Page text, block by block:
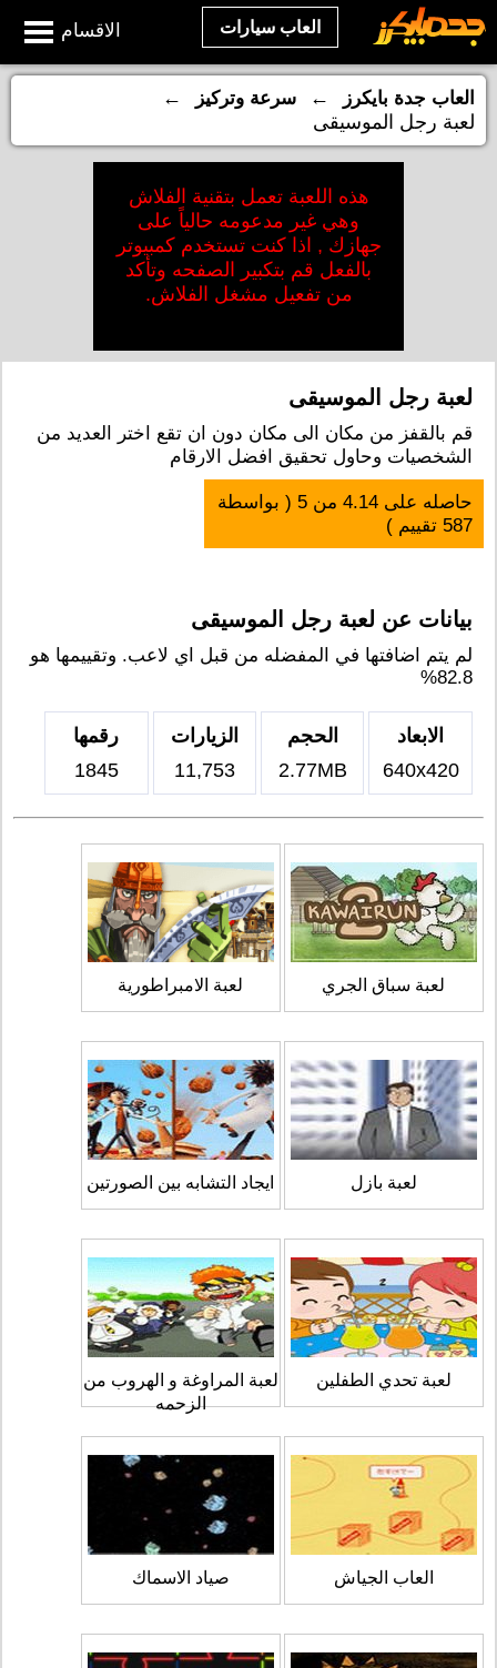
الاقسام العاب سيارات
العاب جدة بايكرز ← سرعة وتركيز
←
لعبة رجل الموسيقى
هذه اللعبة تعمل بتقنية الفلاش
وهي غير مدعومه حالياً على
جهازك , اذا كنت تستخدم كمبيوتر
بالفعل قم بتكبير الصفحه وتأكد
من تفعيل مشغل الفلاش.
لعبة رجل الموسيقى
قم بالقفز من مكان الى مكان دون ان تقع اختر العديد من
الشخصيات وحاول تحقيق افضل الارقام
حاصله على4.14 من5 ( بواسطة
587 تقييم )
بيانات عن لعبة رجل الموسيقى
لم يتم اضافتها في المفضله من قبل اي لاعب. وتقييمها هو
82.8%
الابعاد
640x420
الحجم
2.77MB
الزيارات
11,753
رقمها
1845
لعبة سباق الجري لعبة الامبراطورية
لعبة بازل ايجاد التشابه بين الصورتين
لعبة تحدي الطفلين
لعبة المراوغة و الهروب من
الزحمه
العاب الجياش صياد الاسماك